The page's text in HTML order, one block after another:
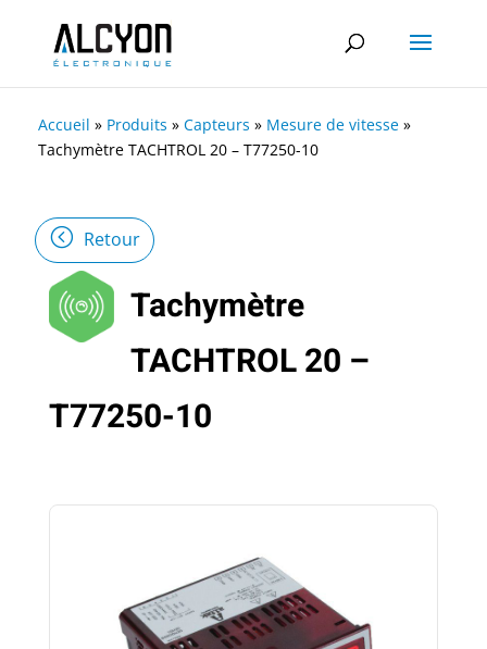
Accueil » Produits » Capteurs » Mesure de vitesse »
Tachymètre TACHTROL 20 – T77250-10
Retour
Tachymètre
TACHTROL 20 –
T77250-10